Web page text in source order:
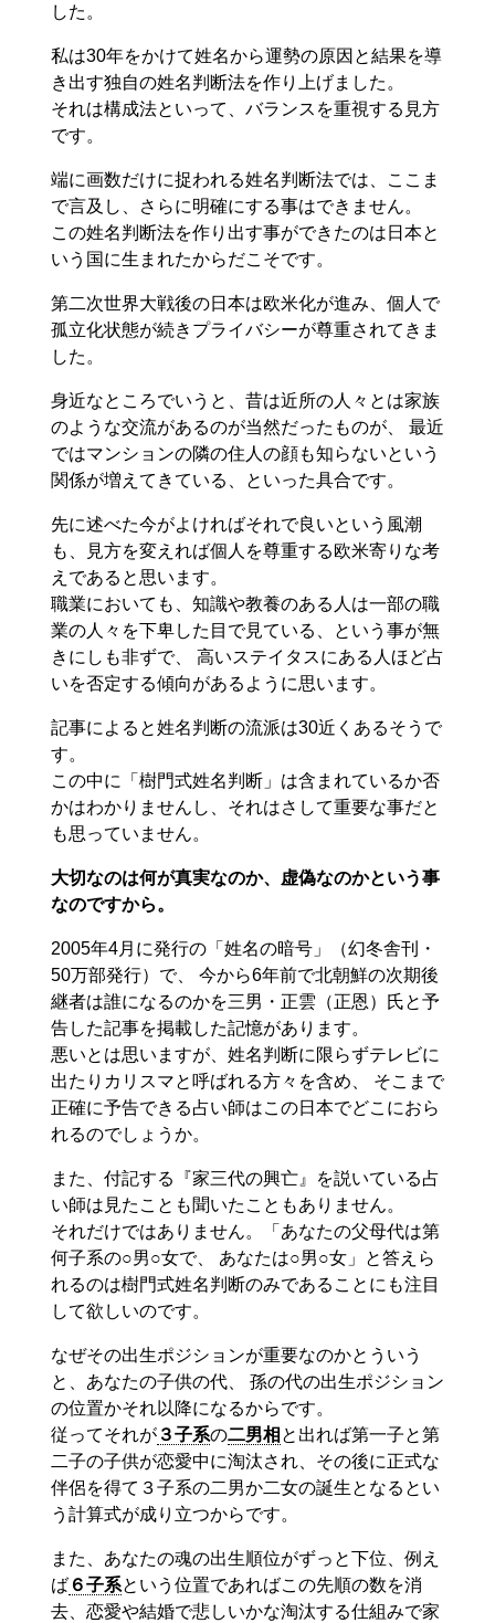
した。
私は30年をかけて姓名から運勢の原因と結果を導
き出す独自の姓名判断法を作り上げました。
それは構成法といって、バランスを重視する見方
です。
端に画数だけに捉われる姓名判断法では、ここま
で言及し、さらに明確にする事はできません。
この姓名判断法を作り出す事ができたのは日本と
いう国に生まれたからだこそです。
第二次世界大戦後の日本は欧米化が進み、個人で
孤立化状態が続きプライバシーが尊重されてきま
した。
身近なところでいうと、昔は近所の人々とは家族
のような交流があるのが当然だったものが、 最近
ではマンションの隣の住人の顔も知らないという
関係が増えてきている、といった具合です。
先に述べた今がよければそれで良いという風潮
も、見方を変えれば個人を尊重する欧米寄りな考
えであると思います。
職業においても、知識や教養のある人は一部の職
業の人々を下卑した目で見ている、という事が無
きにしも非ずで、 高いステイタスにある人ほど占
いを否定する傾向があるように思います。
記事によると姓名判断の流派は30近くあるそうで
す。
この中に「樹門式姓名判断」は含まれているか否
かはわかりませんし、それはさして重要な事だと
も思っていません。
大切なのは何が真実なのか、虚偽なのかという事
なのですから。
2005年4月に発行の「姓名の暗号」（幻冬舎刊・
50万部発行）で、 今から6年前で北朝鮮の次期後
継者は誰になるのかを三男・正雲（正恩）氏と予
告した記事を掲載した記憶があります。
悪いとは思いますが、姓名判断に限らずテレビに
出たりカリスマと呼ばれる方々を含め、 そこまで
正確に予告できる占い師はこの日本でどこにおら
れるのでしょうか。
また、付記する『家三代の興亡』を説いている占
い師は見たことも聞いたこともありません。
それだけではありません。「あなたの父母代は第
何子系の○男○女で、 あなたは○男○女」と答えら
れるのは樹門式姓名判断のみであることにも注目
して欲しいのです。
なぜその出生ポジションが重要なのかとういう
と、あなたの子供の代、 孫の代の出生ポジション
の位置かそれ以降になるからです。
従ってそれが３子系の二男相 と出れば第一子と第
二子の子供が恋愛中に淘汰され、その後に正式な
伴侶を得て３子系の二男か二女の誕生となるとい
う計算式が成り立つからです。
また、あなたの魂の出生順位がずっと下位、例え
ば６子系という位置であればこの先順の数を消
去、恋愛や結婚で悲しいかな淘汰する仕組みで家